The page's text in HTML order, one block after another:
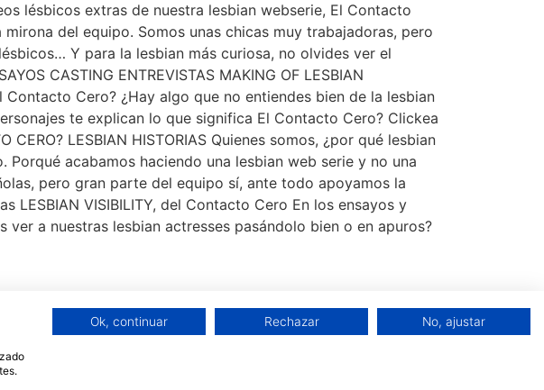
lésbicos extras de nuestra lesbian webserie, El Contacto
del equipo. Somos unas chicas muy trabajadoras, pero
Y para la lesbian más curiosa, no olvides ver el
CASTING ENTREVISTAS MAKING OF LESBIAN
Cero? ¿Hay algo que no entiendes bien de la lesbian
te explican lo que significa El Contacto Cero? Clickea
LESBIAN HISTORIAS Quienes somos, ¿por qué lesbian
acabamos haciendo una lesbian web serie y no una
pero gran parte del equipo sí, ante todo apoyamos la
LESBIAN VISIBILITY, del Contacto Cero En los ensayos y
a nuestras lesbian actresses pasándolo bien o en apuros?
Ok, continuar Rechazar No, ajustar